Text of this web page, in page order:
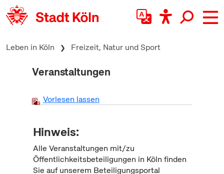
zum Inhalt springen
Leben in Köln Freizeit, Natur und Sport
Veranstaltungen
Vorlesen lassen
Hinweis:
Alle Veranstaltungen mit/zu
Öffentlichkeitsbeteiligungen in Köln finden
Sie auf unserem Beteiligungsportal